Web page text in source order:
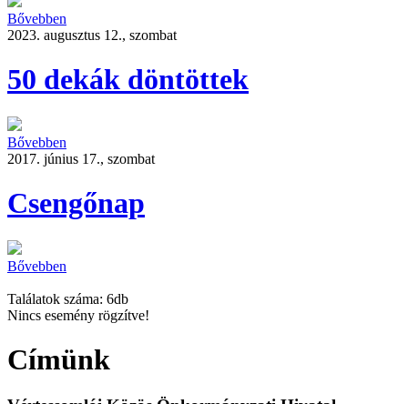
Bővebben
2023. augusztus 12., szombat
50 dekák döntöttek
Bővebben
2017. június 17., szombat
Csengőnap
Bővebben
Találatok száma: 6db
Nincs esemény rögzítve!
Címünk